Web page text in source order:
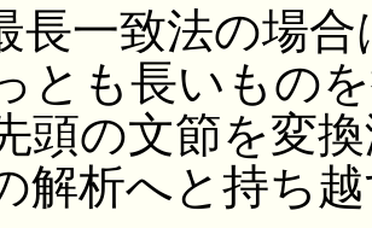
長一致法の場
とも長いもの
頭の文節を変
解析へと持ち